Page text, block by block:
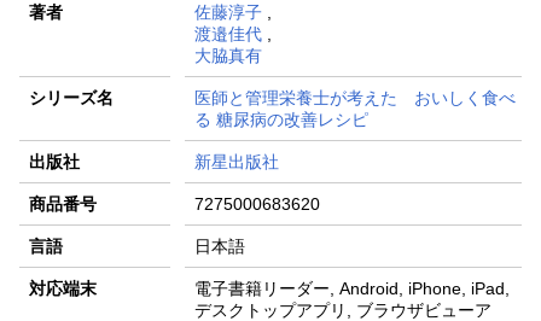
著者 佐藤淳子,
渡邉佳代,
大脇真有
シリーズ名
医師と管理栄養士が考えた おいしく食べ
る 糖尿病の改善レシピ
出版社 新星出版社
商品番号 7275000683620
言語 日本語
対応端末
電子書籍リーダー, Android, iPhone, iPad,
デスクトップアプリ, ブラウザビューア